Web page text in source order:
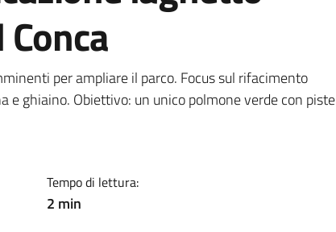
per ampliare il parco. Focus sul rifacimento
e ghiaino. Obiettivo: un unico polmone verde con piste
Tempo di lettura:
2 min